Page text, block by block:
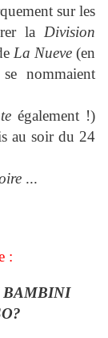
sur les
la Division
La Nueve(en
nommaient
également !)
au soir du 24
...
:
BAMBINI